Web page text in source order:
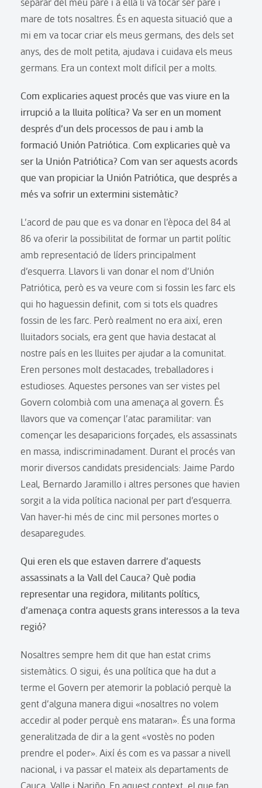
mare de tots nosaltres. És en aquesta situació que a
mi em va tocar criar els meus germans, des dels set
anys, des de molt petita, ajudava i cuidava els meus
germans. Era un context molt difícil per a molts.
Com explicaries aquest procés que vas viure en la
irrupció a la lluita política? Va ser en un moment
després d’un dels processos de pau i amb la
formació Unión Patriótica. Com explicaries què va
ser la Unión Patriótica? Com van ser aquests acords
que van propiciar la Unión Patriótica, que després a
més va sofrir un extermini sistemàtic?
L’acord de pau que es va donar en l’època del 84 al
86 va oferir la possibilitat de formar un partit polític
amb representació de líders principalment
d’esquerra. Llavors li van donar el nom d’Unión
Patriótica, però es va veure com si fossin les farc els
qui ho haguessin definit, com si tots els quadres
fossin de les farc. Però realment no era així, eren
lluitadors socials, era gent que havia destacat al
nostre país en les lluites per ajudar a la comunitat.
Eren persones molt destacades, treballadores i
estudioses. Aquestes persones van ser vistes pel
Govern colombià com una amenaça al govern. És
llavors que va començar l’atac paramilitar: van
començar les desaparicions forçades, els assassinats
en massa, indiscriminadament. Durant el procés van
morir diversos candidats presidencials: Jaime Pardo
Leal, Bernardo Jaramillo i altres persones que havien
sorgit a la vida política nacional per part d’esquerra.
Van haver-hi més de cinc mil persones mortes o
desaparegudes.
Qui eren els que estaven darrere d’aquests
assassinats a la Vall del Cauca? Què podia
representar una regidora, militants polítics,
d’amenaça contra aquests grans interessos a la teva
regió?
Nosaltres sempre hem dit que han estat crims
sistemàtics. O sigui, és una política que ha dut a
terme el Govern per atemorir la població perquè la
gent d’alguna manera digui «nosaltres no volem
accedir al poder perquè ens mataran». És una forma
generalitzada de dir a la gent «vostès no poden
prendre el poder». Així és com es va passar a nivell
nacional, i va passar el mateix als departaments de
Cauca, Valle i Nariño. En aquest context, el que fan